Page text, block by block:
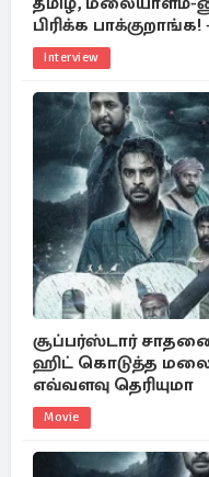
பிரிக்க பாக்குறாங்க! -
Interview
சூப்பர்ஸ்டார்
ஹிட் கொடுத்த
எவ்வளவு தெரியுமா
Movie